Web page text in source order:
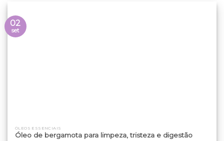
ÓLEOS ESSENCIAIS
Óleo de bergamota para limpeza, tristeza e digestão
02
set